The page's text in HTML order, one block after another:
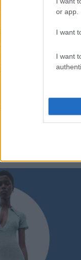
or app.
I want
I want